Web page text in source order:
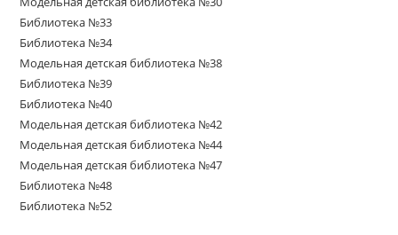
Библиотека №33
Библиотека №34
Модельная детская библиотека №38
Библиотека №39
Библиотека №40
Модельная детская библиотека №42
Модельная детская библиотека №44
Модельная детская библиотека №47
Библиотека №48
Библиотека №52